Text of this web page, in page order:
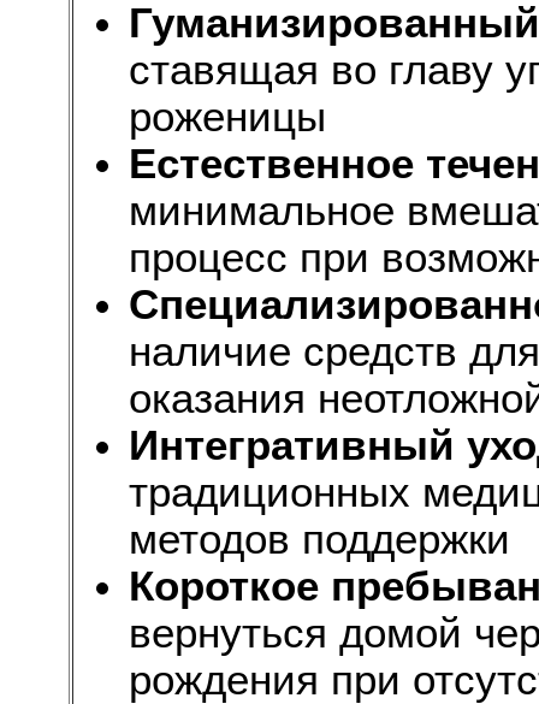
ставящая во главу
роженицы
Естественное
минимальное
процесс при
наличие средств
оказания
Интегративный
традиционных
методов поддержки
Короткое
вернуться домой
рождения при